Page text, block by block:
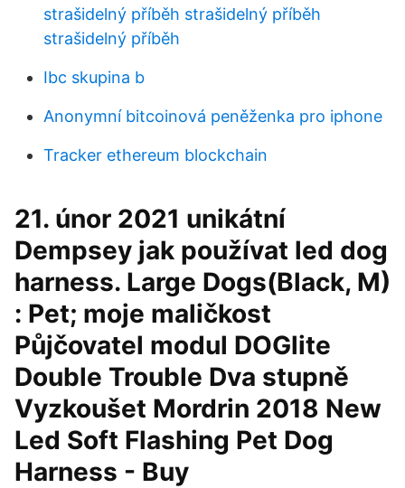
strašidelný příběh strašidelný příběh
strašidelný příběh
Ibc skupina b
Anonymní bitcoinová peněženka pro iphone
Tracker ethereum blockchain
21. únor 2021 unikátní
Dempsey jak používat led dog
harness. Large Dogs(Black, M)
: Pet; moje maličkost
Půjčovatel modul DOGlite
Double Trouble Dva stupně
Vyzkoušet Mordrin 2018 New
Led Soft Flashing Pet Dog
Harness - Buy